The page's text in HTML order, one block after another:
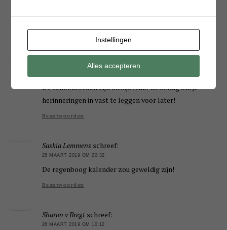
Leuke wenskaarten.
De schoolboeken zijn onwijs leuk! Geweldig om je
herinneringen in vast te leggen voor later!
Beantwoorden
Saskia Lemmens schreef:
25 MAART 2019 OM 20:32
De regenboog kalender zou geweldig zijn!
Beantwoorden
Sharon v Bregt schreef:
26 MAART 2019 OM 10:12
Instellingen
Alles accepteren